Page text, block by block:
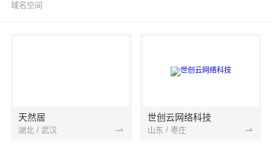
域名空间
天然居
湖北 / 武汉
世创云网络科技
山东 / 枣庄